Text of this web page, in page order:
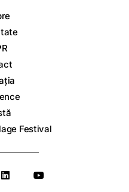
Festival